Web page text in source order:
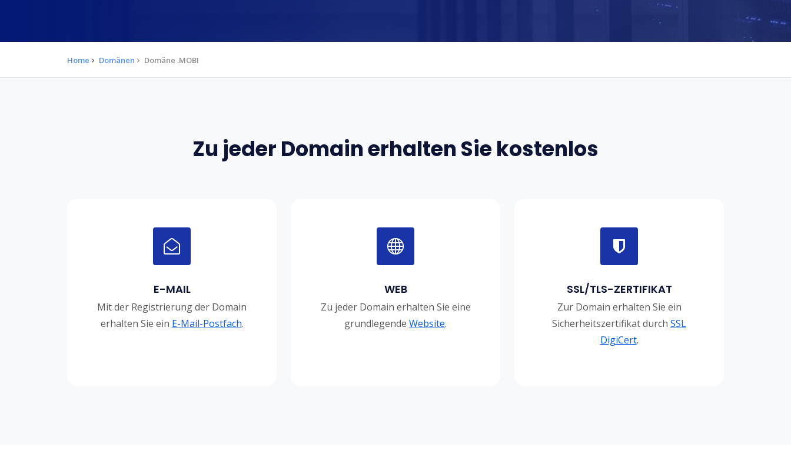
Home Domänen Domäne .MOBI
Zu jeder Domain erhalten Sie kostenlos
E-MAIL
Mit der Registrierung der Domain
erhalten Sie ein E-Mail-Postfach.
WEB
Zu jeder Domain erhalten Sie eine
grundlegende Website.
SSL/TLS-ZERTIFIKAT
Zur Domain erhalten Sie ein
Sicherheitszertifikat durch SSL
DigiCert.